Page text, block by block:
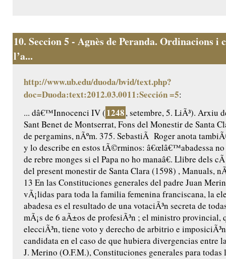
10. Seccion 5 - Agnès de Peranda. Ordinacions i
l’a...
http://www.ub.edu/duoda/bvid/text.php?
doc=Duoda:text:2012.03.0011:Sección =5:
... dâ€™Innocenci IV (1248, setembre, 5. LiÃ³). Arxiu
Sant Benet de Montserrat, Fons del Monestir de Santa
de pergamins, nÃºm. 375. SebastiÃ Roger anota
y lo describe en estos tÃ©rminos: â€œlâ€™abadessa
de rebre monges si el Papa no ho manaâ€. Llibre dels
del present monestir de Santa Clara (1598) , Manuals,
13 En las Constituciones generales del padre Juan
vÃ¡lidas para toda la familia femenina franciscana, la
abadesa es el resultado de una votaciÃ³n secreta de
mÃ¡s de 6 aÃ±os de profesiÃ³n ; el ministro provincial,
elecciÃ³n, tiene voto y derecho de arbitrio e
candidata en el caso de que hubiera divergencias entre
J. Merino (O.F.M.), Constituciones generales para todas